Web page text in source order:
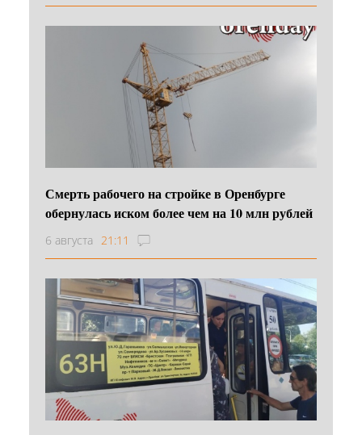
Смерть рабочего на стройке в Оренбурге
обернулась иском более чем на 10 млн рублей
6 августа 21:11